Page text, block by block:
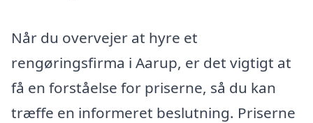
Når du overvejer at hyre et
rengøringsfirma i Aarup, er det vigtigt at
få en forståelse for priserne, så du kan
træffe en informeret beslutning. Priserne